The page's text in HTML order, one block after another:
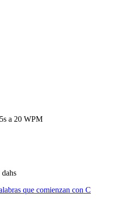
a 20 WPM
que comienzan con C